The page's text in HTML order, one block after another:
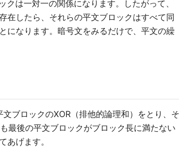
は一対一の関係になります。したがって、
在したら、それらの平文ブロックはすべて同
になります。暗号文をみるだけで、平文の繰
ブロックのXOR（排他的論理和）をとり、そ
最後の平文ブロックがブロック長に満たない
あげます。